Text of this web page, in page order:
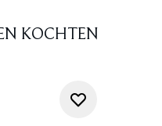
KOCHTEN